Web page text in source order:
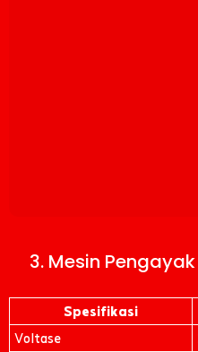
3. Mesin
Spesifikasi
Voltase